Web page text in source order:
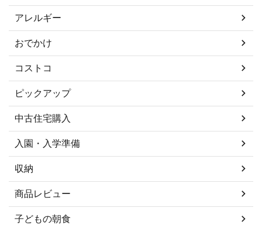
アレルギー
おでかけ
コストコ
ピックアップ
中古住宅購入
入園・入学準備
収納
商品レビュー
子どもの朝食